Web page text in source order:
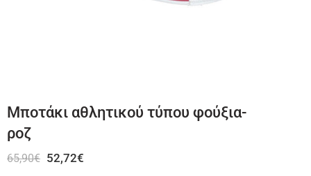
Μποτάκι αθλητικού τύπου φούξια-
ροζ
65,90€ 52,72€